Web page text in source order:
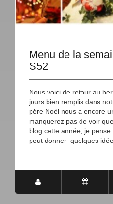
Menu de la
S52
Nous voici de retour au
jours bien remplis dans
père Noël nous a encore
manquerez pas de voir
blog cette année, je
peut donner quelques